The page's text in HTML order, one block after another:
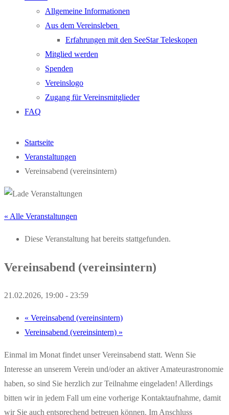
Allgemeine Informationen
Aus dem Vereinsleben
Erfahrungen mit den SeeStar Teleskopen
Mitglied werden
Spenden
Vereinslogo
Zugang für Vereinsmitglieder
FAQ
Startseite
Veranstaltungen
Vereinsabend (vereinsintern)
« Alle Veranstaltungen
Diese Veranstaltung hat bereits stattgefunden.
Vereinsabend (vereinsintern)
21.02.2026, 19:00 - 23:59
« Vereinsabend (vereinsintern)
Vereinsabend (vereinsintern) »
Einmal im Monat findet unser Vereinsabend statt. Wenn Sie
Interesse an unserem Verein und/oder an aktiver Amateurastronomie
haben, so sind Sie herzlich zur Teilnahme eingeladen! Allerdings
bitten wir in jedem Fall um eine vorherige Kontaktaufnahme, damit
wir Sie auch entsprechend betreuen können. Im Anschluss